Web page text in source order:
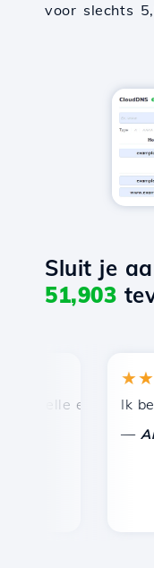
voor slechts
Sluit je
51,903
en efficiënte
Ik ben
Andrei